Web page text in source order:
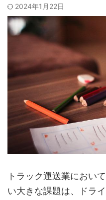
2024年1月22日
トラック運送業におい
い大きな課題は、ドラ